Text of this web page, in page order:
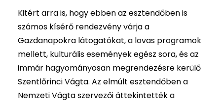
Kitért arra is, hogy ebben az esztendőben is
számos kísérő rendezvény várja a
Gazdanapokra látogatókat, a lovas programok
mellett, kulturális események egész sora, és az
immár hagyományosan megrendezésre kerülő
Szentlőrinci Vágta. Az elmúlt esztendőben a
Nemzeti Vágta szervezői áttekintették a